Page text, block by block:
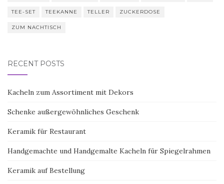
TEE-SET TEEKANNE TELLER ZUCKERDOSE
ZUM NACHTISCH
RECENT POSTS
Kacheln zum Assortiment mit Dekors
Schenke außergewöhnliches Geschenk
Keramik für Restaurant
Handgemachte und Handgemalte Kacheln für Spiegelrahmen
Keramik auf Bestellung